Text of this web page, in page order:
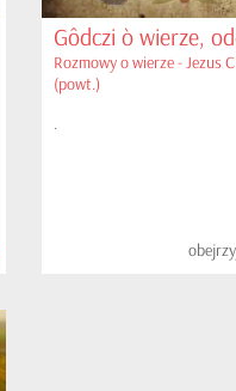
Gôdczi ò wierze,
Rozmowy o wierze - Jezus
(powt.)
.